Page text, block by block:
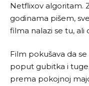
Netflixov algoritam.
godinama pišem,
filma nalazi se tu,
Film pokušava da
poput gubitka i
prema pokojnoj